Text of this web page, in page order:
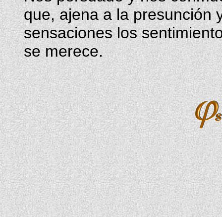
que, ajena a la presunción
sensaciones los
se merece.